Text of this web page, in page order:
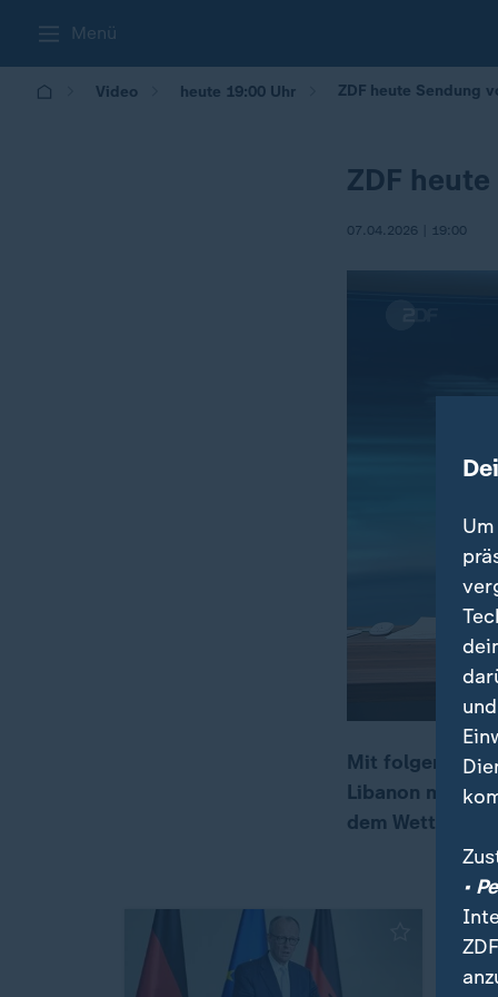
Menü
Video heute 19:00 Uhr ZDF heute Sendung
ZDF
07.04.2026 | 19:00
00:17 21:35
Mit folgenden
Libanon
dem Wetter.
•